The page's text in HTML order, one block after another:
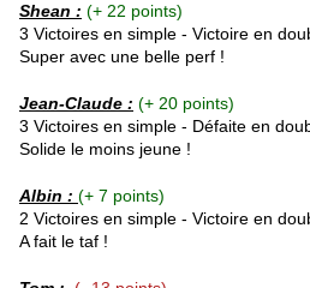
Shean : (+ 22 points)
3 Victoires en simple - Victoire en
Super avec une belle perf !
Jean-Claude : (+ 20 points)
3 Victoires en simple - Défaite en
Solide le moins jeune !
Albin : (+ 7 points)
2 Victoires en simple - Victoire en
A fait le taf !